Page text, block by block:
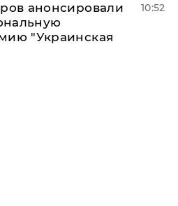
анонсировали
"Украинская
10:52